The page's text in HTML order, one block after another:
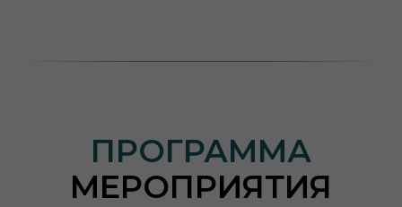
ПРОГРАММА
МЕРОПРИЯТИЯ